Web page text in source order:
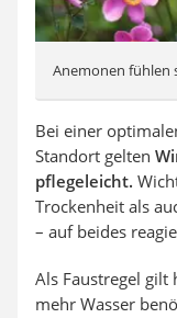
Anemonen fühlen
Bei einer
Standort gelten
pflegeleicht.
Trockenheit als
– auf beides
Als Faustregel gilt
mehr Wasser